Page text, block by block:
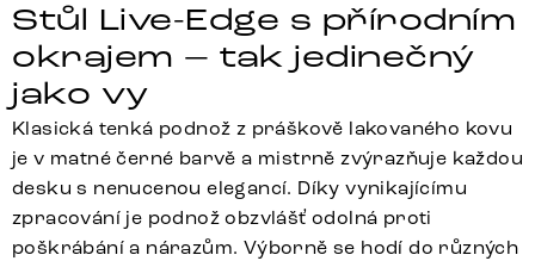
Stůl Live-Edge s přírodním
okrajem – tak jedinečný
jako vy
Klasická tenká podnož z práškově lakovaného kovu
je v matné černé barvě a mistrně zvýrazňuje každou
desku s nenucenou elegancí. Díky vynikajícímu
zpracování je podnož obzvlášť odolná proti
poškrábání a nárazům. Výborně se hodí do různých